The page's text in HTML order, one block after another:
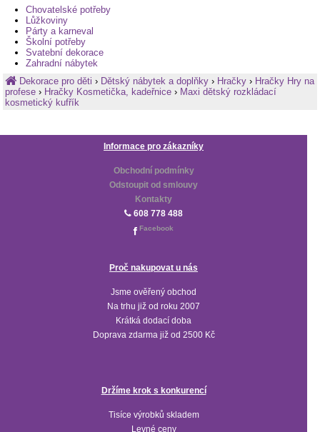
Chovatelské potřeby
Lůžkoviny
Párty a karneval
Školní potřeby
Svatební dekorace
Zahradní nábytek
Dekorace pro děti› Dětský nábytek a doplňky › Hračky › Hračky Hry na
profese › Hračky Kosmetička, kadeřnice › Maxi dětský rozkládací
kosmetický kufřík
Informace pro zákazníky
Obchodní podmínky
Odstoupit od smlouvy
Kontakty
608 778 488
Facebook
Proč nakupovat u nás
Jsme ověřený obchod
Na trhu již od roku 2007
Krátká dodací doba
Doprava zdarma již od 2500 Kč
Držíme krok s konkurencí
Tisíce výrobků skladem
Levné ceny